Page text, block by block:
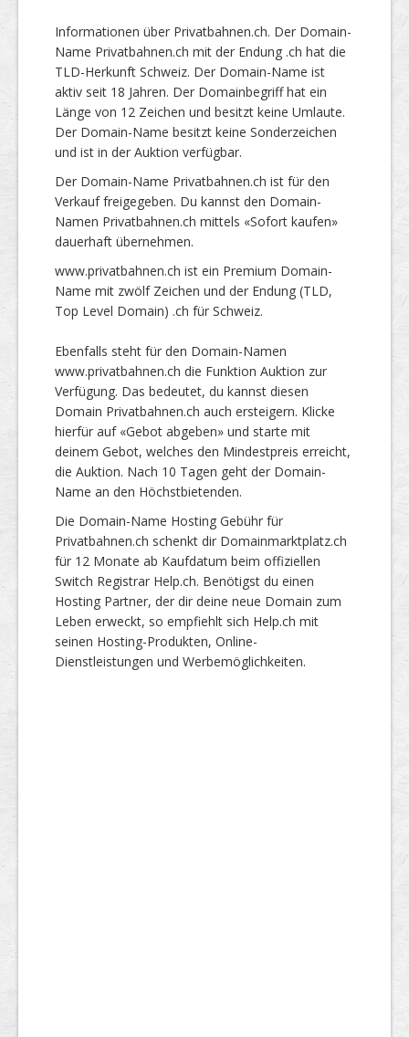
Informationen über Privatbahnen.ch. Der Domain-
Name Privatbahnen.ch mit der Endung .ch hat die
TLD-Herkunft Schweiz. Der Domain-Name ist
aktiv seit 18 Jahren. Der Domainbegriff hat ein
Länge von 12 Zeichen und besitzt keine Umlaute.
Der Domain-Name besitzt keine Sonderzeichen
und ist in der Auktion verfügbar.
Der Domain-Name Privatbahnen.ch ist für den
Verkauf freigegeben. Du kannst den Domain-
Namen Privatbahnen.ch mittels «Sofort kaufen»
dauerhaft übernehmen.
www.privatbahnen.ch ist ein Premium Domain-
Name mit zwölf Zeichen und der Endung (TLD,
Top Level Domain) .ch für Schweiz.
Ebenfalls steht für den Domain-Namen
www.privatbahnen.ch die Funktion Auktion zur
Verfügung. Das bedeutet, du kannst diesen
Domain Privatbahnen.ch auch ersteigern. Klicke
hierfür auf «Gebot abgeben» und starte mit
deinem Gebot, welches den Mindestpreis erreicht,
die Auktion. Nach 10 Tagen geht der Domain-
Name an den Höchstbietenden.
Die Domain-Name Hosting Gebühr für
Privatbahnen.ch schenkt dir Domainmarktplatz.ch
für 12 Monate ab Kaufdatum beim offiziellen
Switch Registrar Help.ch. Benötigst du einen
Hosting Partner, der dir deine neue Domain zum
Leben erweckt, so empfiehlt sich Help.ch mit
seinen Hosting-Produkten, Online-
Dienstleistungen und Werbemöglichkeiten.